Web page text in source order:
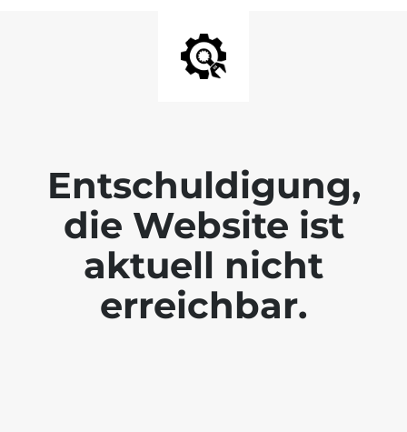
Entschuldigung,
die Website ist
aktuell nicht
erreichbar.